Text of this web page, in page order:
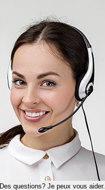
Des questions? Je peux vous aider.